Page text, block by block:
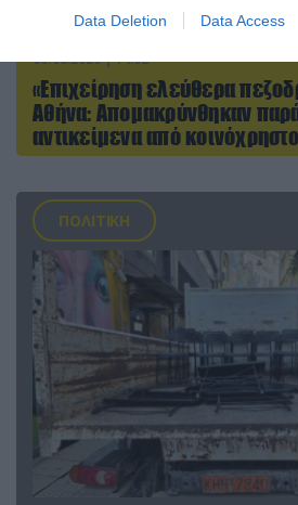
Data Deletion Data Access
06.08.2026 | 14:02
«Επιχείρηση ελεύθερα
Αθήνα: Απομακρύνθηκαν
αντικείμενα από
ΠΟΛΙΤΙΚΗ